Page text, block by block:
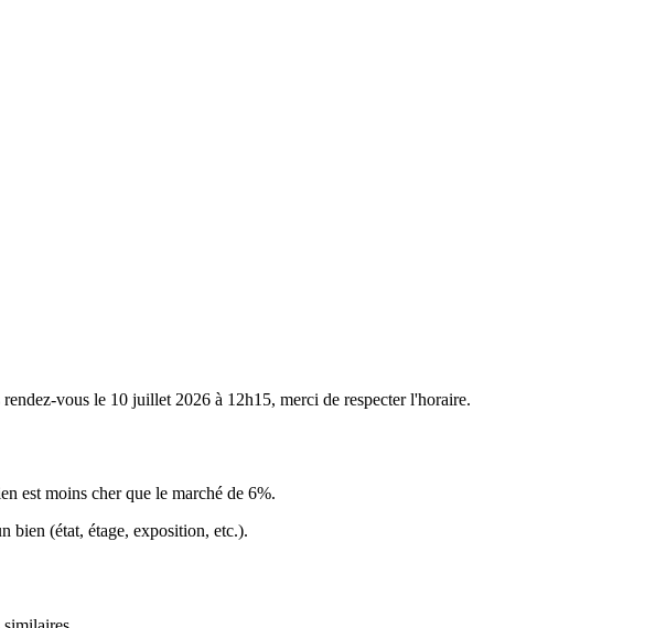
vous le 10 juillet 2026 à 12h15, merci de respecter l'horaire.
est moins cher que le marché de 6%.
bien (état, étage, exposition, etc.).